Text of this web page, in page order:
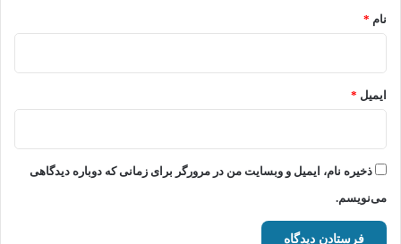
نام *
ایمیل *
ذخیره نام، ایمیل و وبسایت من در مرورگر برای زمانی که دوباره دیدگاهی
می‌نویسم.